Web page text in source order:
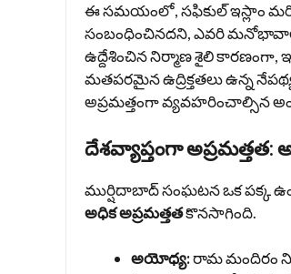
ఈ సమయంలో, సఫికుల్ ఇస్లాం
సంబంధించినదని, ఎవరి
ఉద్దేశించిన నిర్మాణ శైలి
మతపరమైన ఉద్రిక్తతలు ఉన్న
అప్రమత్తంగా వ్యవహరించాల్సిన
దేశవ్యాప్తంగా
ముర్షిదాబాద్ సంఘటన ఒక పక్క
అధిక అప్రమత్తతకొనసాగింది.
అయోధ్య:రామ మందిరం